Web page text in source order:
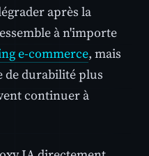
après la
à n'importe
e-commerce, mais
de durabilité plus
continuer à